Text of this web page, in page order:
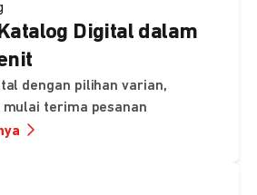
Digital dalam
dengan pilihan varian,
mulai terima pesanan